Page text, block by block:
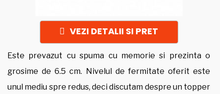
VEZI DETALII SI PRET
Este prevazut cu spuma cu memorie si prezinta o
grosime de 6.5 cm. Nivelul de fermitate oferit este
unul mediu spre redus, deci discutam despre un topper